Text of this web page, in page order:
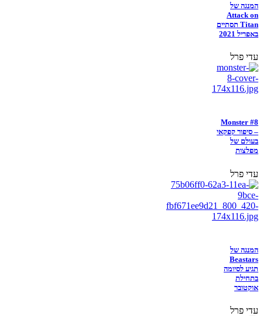
המנגה של
Attack on
Titan תסתיים
באפריל 2021
עדי פרל
Monster #8
– סיפור קפקאי
בעולם של
מפלצות
עדי פרל
המנגה של
Beastars
תגיע לסיומה
בתחילת
אוקטובר
עדי פרל